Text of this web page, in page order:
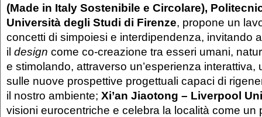
(Made in Italy Sostenibile e Circolare),
Università degli Studi di Firenze, propone un
concetti di simpoiesi e interdipendenza, invitando
il design come co-creazione tra esseri umani,
e stimolando, attraverso un’esperienza interattiva,
sulle nuove prospettive progettuali capaci di
il nostro ambiente; Xi’an Jiaotong – Liverpool
visioni eurocentriche e celebra la località come un